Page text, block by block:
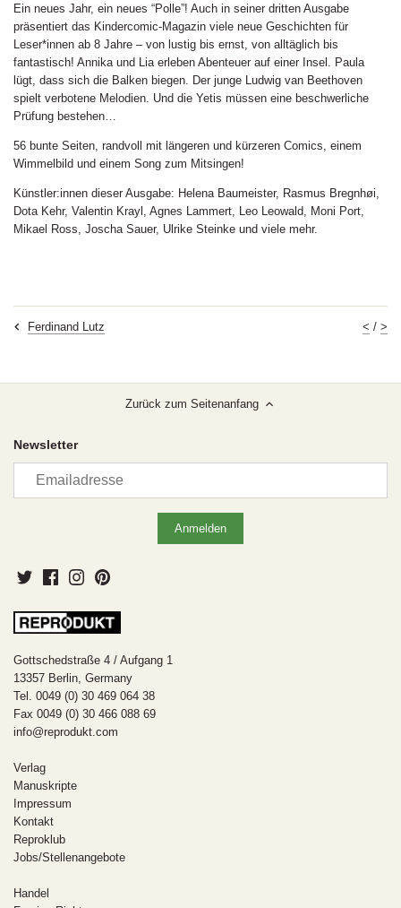
Ein neues Jahr, ein neues “Polle”! Auch in seiner dritten Ausgabe
präsentiert das Kindercomic-Magazin viele neue Geschichten für
Leser*innen ab 8 Jahre – von lustig bis ernst, von alltäglich bis
fantastisch! Annika und Lia erleben Abenteuer auf einer Insel. Paula
lügt, dass sich die Balken biegen. Der junge Ludwig van Beethoven
spielt verbotene Melodien. Und die Yetis müssen eine beschwerliche
Prüfung bestehen…
56 bunte Seiten, randvoll mit längeren und kürzeren Comics, einem
Wimmelbild und einem Song zum Mitsingen!
Künstler:innen dieser Ausgabe: Helena Baumeister, Rasmus Bregnhøi,
Dota Kehr, Valentin Krayl, Agnes Lammert, Leo Leowald, Moni Port,
Mikael Ross, Joscha Sauer, Ulrike Steinke und viele mehr.
Ferdinand Lutz < / >
Zurück zum Seitenanfang
Newsletter
Gottschedstraße 4 / Aufgang 1
13357 Berlin, Germany
Tel. 0049 (0) 30 469 064 38
Fax 0049 (0) 30 466 088 69
info@reprodukt.com
Verlag
Manuskripte
Impressum
Kontakt
Reproklub
Jobs/Stellenangebote
Handel